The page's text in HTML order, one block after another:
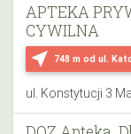
near_me 748 m od ul.
APTEKA
CYWILNA
ul. Konstytucji 3